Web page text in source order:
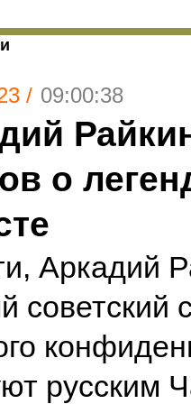
/ 09:00:38
о
Аркадий
советский
русским